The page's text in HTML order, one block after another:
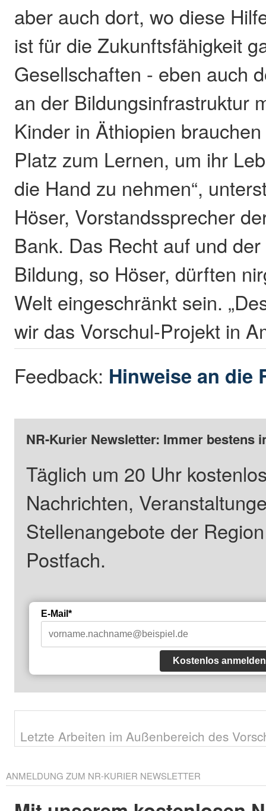
aber auch dort, wo diese
ist für die Zukunftsfähigkeit
Gesellschaften - eben auch
an der Bildungsinfrastruktur
Kinder in Äthiopien
Platz zum Lernen, um ihr
die Hand zu nehmen“,
Höser, Vorstandssprecher
Bank. Das Recht auf und
Bildung, so Höser, dürften
Welt eingeschränkt sein.
wir das Vorschul-Projekt in
Feedback: Hinweise an die
NR-Kurier Newsletter: Immer bestens
Täglich um 20 Uhr
Nachrichten,
Stellenangebote der
Postfach.
E-Mail*
Kostenlos anmelden
Letzte Arbeiten im Außenbereich des
ANMELDUNG ZUM NR-KURIER NEWSLETTER